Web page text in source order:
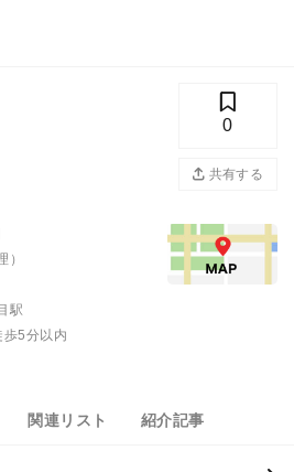
0
共有する
）
駅
5分以内
関連リスト 紹介記事